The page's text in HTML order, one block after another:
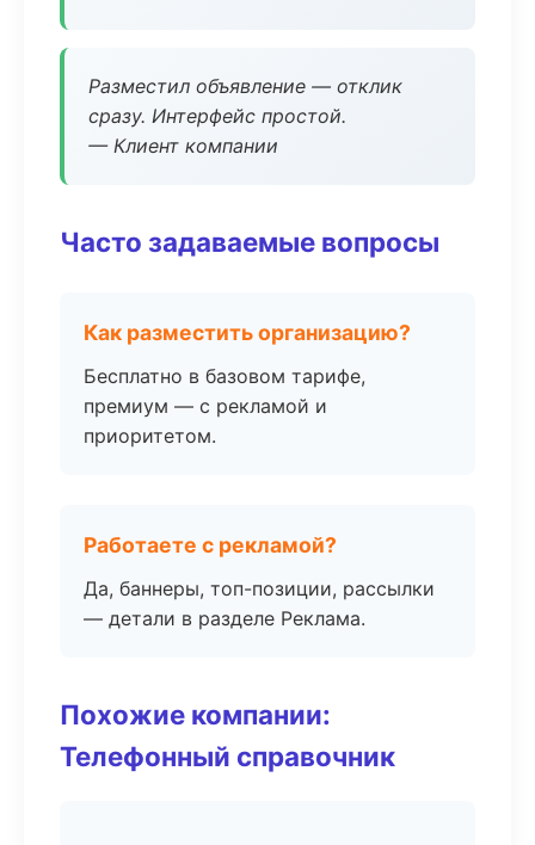
Разместил объявление — отклик
сразу. Интерфейс простой.
— Клиент компании
Часто задаваемые вопросы
Как разместить организацию?
Бесплатно в базовом тарифе,
премиум — с рекламой и
приоритетом.
Работаете с рекламой?
Да, баннеры, топ-позиции, рассылки
— детали в разделе Реклама.
Похожие компании:
Телефонный справочник